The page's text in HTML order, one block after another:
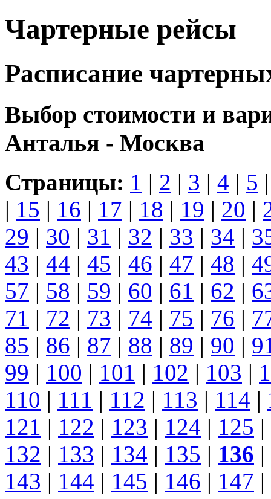
Чартерные рейсы
Расписание
Выбор стоимости и
Анталья - Москва
Страницы: 1 | 2 | 3 | 4 | 5
| 15 | 16 | 17 | 18 | 19 | 20 |
29 | 30 | 31 | 32 | 33 | 34 |
43 | 44 | 45 | 46 | 47 | 48 |
57 | 58 | 59 | 60 | 61 | 62 |
71 | 72 | 73 | 74 | 75 | 76 |
85 | 86 | 87 | 88 | 89 | 90 |
99 | 100 | 101 | 102 | 103 |
110 | 111 | 112 | 113 | 114 |
121 | 122 | 123 | 124 | 125 |
132 | 133 | 134 | 135 | 136 |
143 | 144 | 145 | 146 | 147 |